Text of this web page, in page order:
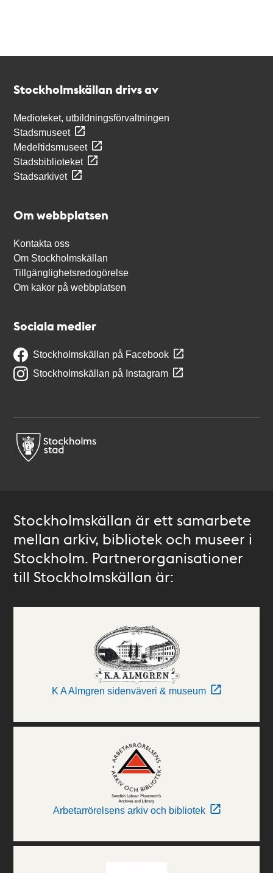
Stockholmskällan drivs av
Medioteket, utbildningsförvaltningen
Stadsmuseet
Medeltidsmuseet
Stadsbiblioteket
Stadsarkivet
Om webbplatsen
Kontakta oss
Om Stockholmskällan
Tillgänglighetsredogörelse
Om kakor på webbplatsen
Sociala medier
Stockholmskällan på Facebook
Stockholmskällan på Instagram
Stockholmskällan är ett samarbete
mellan arkiv, bibliotek och museer i
Stockholm. Partnerorganisationer
till Stockholmskällan är:
K A Almgren sidenväveri & museum
Arbetarrörelsens arkiv och bibliotek